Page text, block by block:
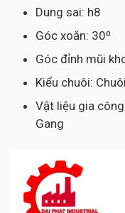
Dung sai: h8
Góc xoắn: 30⁰
Góc đỉnh mũi
Kiểu chuôi:
Vật liệu gia
Gang